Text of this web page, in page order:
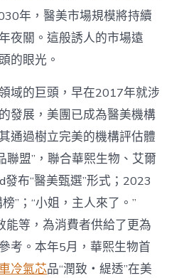
年，醫美市場規模將持續
夜關。這般誘人的市場遠
的眼光。
域的巨頭，早在2017年就涉
發展，美團已成為醫美機構
通過樹立完美的機構評估體
聯盟”，聯合華熙生物、艾爾
發布“醫美甄選”形式；2023
”；“小姐，主人來了。”
能等，為消費者供給了更為
考。本年5月，華熙生物首
冷氣芯品“潤致・緹透”在美